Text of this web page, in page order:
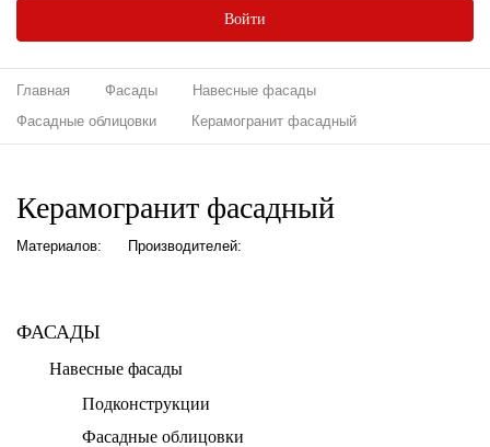
Войти
Главная Фасады
Навесные фасады
Фасадные облицовки
Керамогранит фасадный
Керамогранит фасадный
Материалов: Производителей:
ФАСАДЫ
Навесные фасады
Подконструкции
Фасадные облицовки